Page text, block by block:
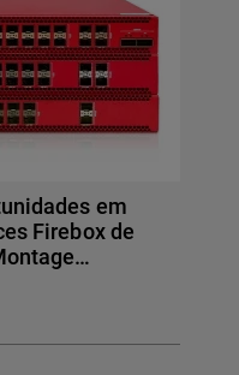
em
Firebox de